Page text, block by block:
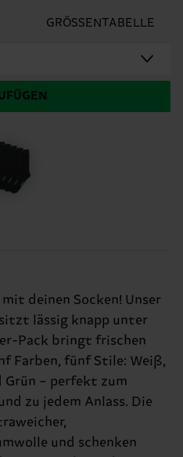
GRÖSSENTABELLE
deinen Socken! Unser
lässig knapp unter
Pack bringt frischen
Farben, fünf Stile: Weiß,
Grün – perfekt zum
zu jedem Anlass. Die
und schenken